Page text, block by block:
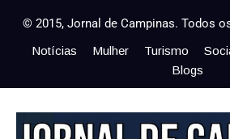
© 2015, Jornal de Campinas. Todos
Notícias Mulher Turismo
Blogs